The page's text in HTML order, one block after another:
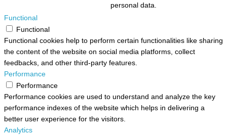
personal data.
Functional
Functional
Functional cookies help to perform certain functionalities like sharing
the content of the website on social media platforms, collect
feedbacks, and other third-party features.
Performance
Performance
Performance cookies are used to understand and analyze the key
performance indexes of the website which helps in delivering a
better user experience for the visitors.
Analytics